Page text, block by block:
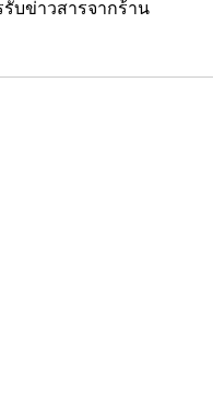
บข่าวสารจากร้าน